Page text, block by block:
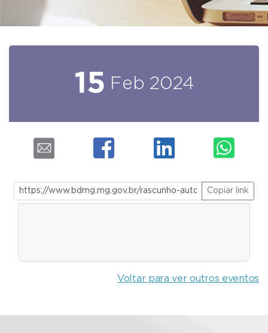
15 Feb 2024
Copiar link
Voltar para ver outros eventos